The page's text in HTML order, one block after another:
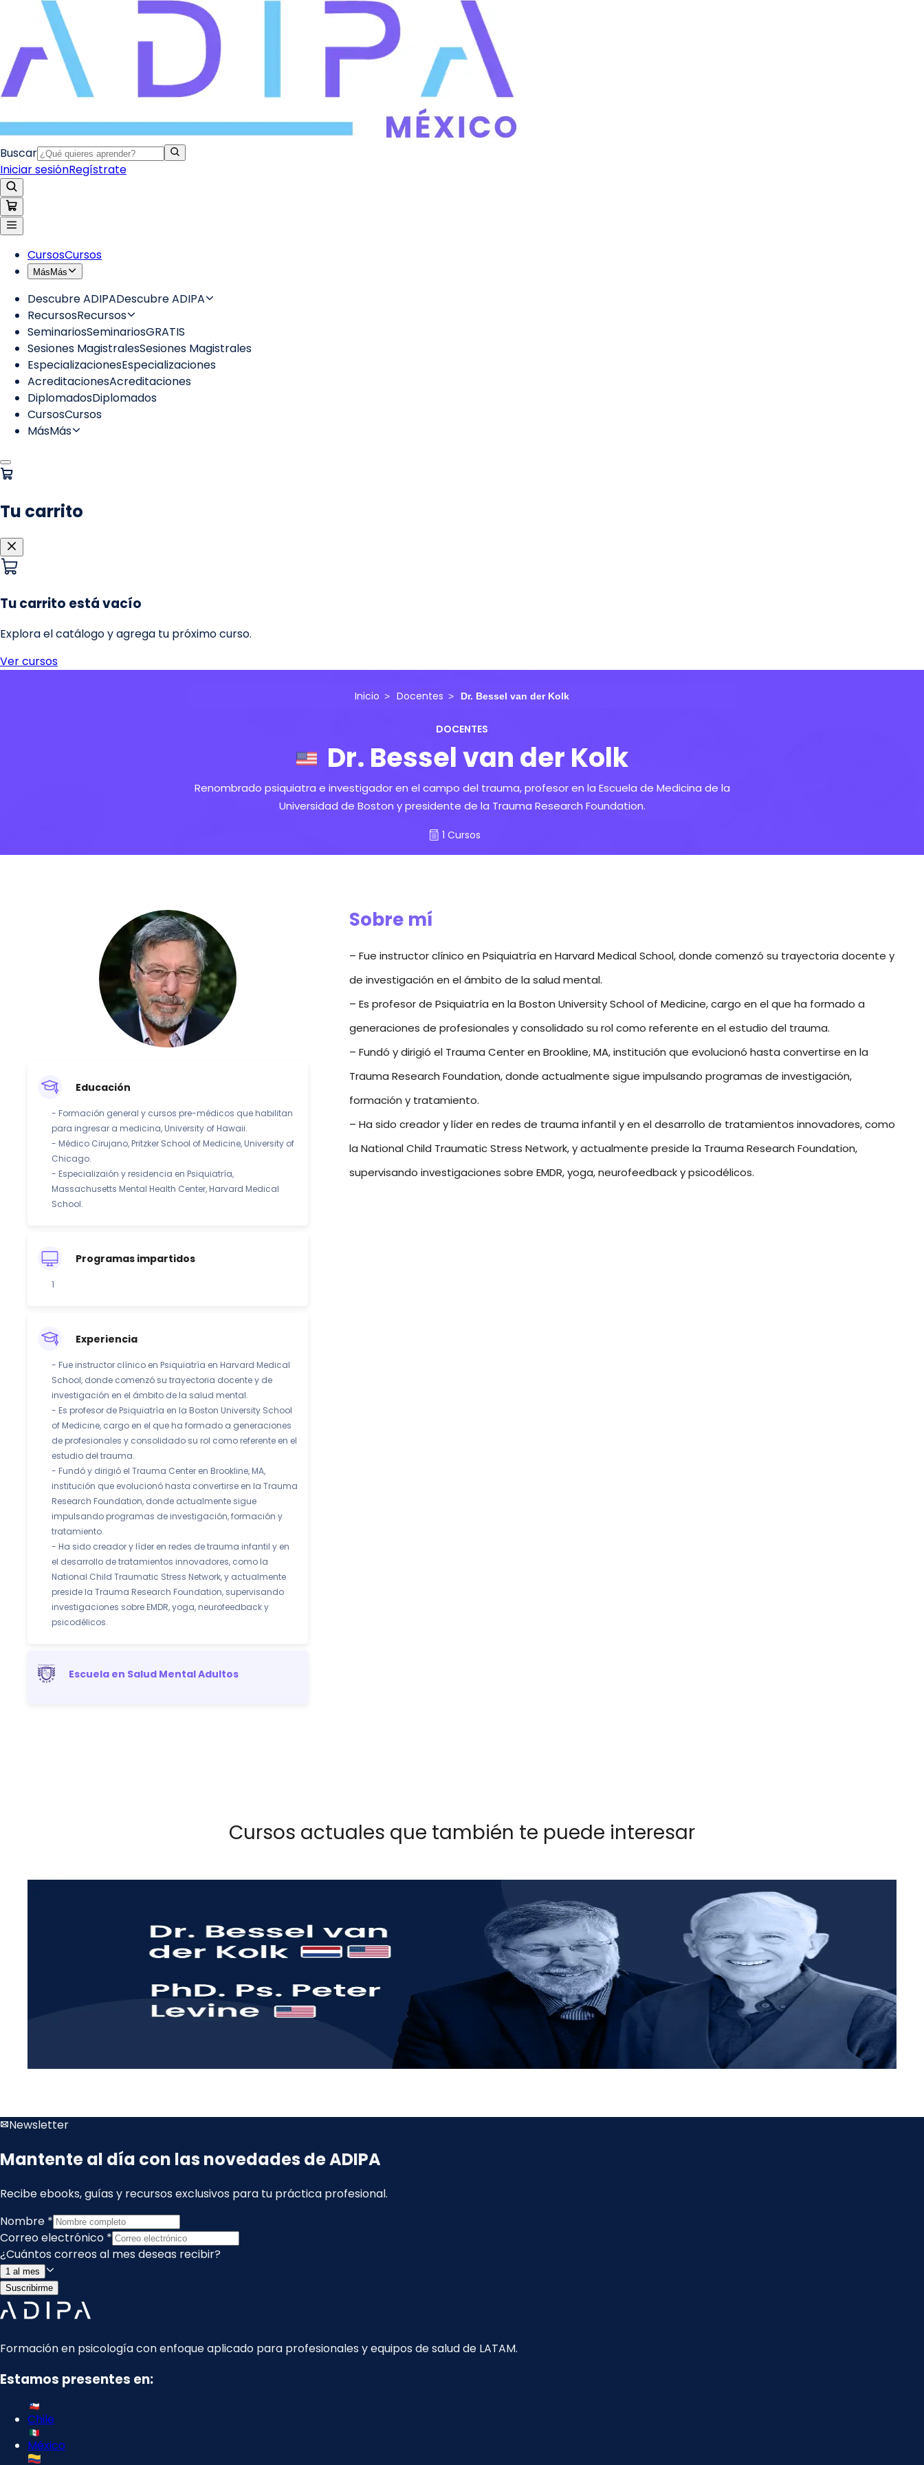
Inicio Docentes Dr. Bessel van der Kolk
DOCENTES
Dr. Bessel van der Kolk
Renombrado psiquiatra e investigador en el campo del trauma, profesor en la Escuela de Medicina de la
Universidad de Boston y presidente de la Trauma Research Foundation.
1 Cursos
Educación
- Formación general y cursos pre-médicos que habilitan
para ingresar a medicina, University of Hawaii.
- Médico Cirujano, Pritzker School of Medicine, University of
Chicago.
- Especializaión y residencia en Psiquiatría,
Massachusetts Mental Health Center, Harvard Medical
School.
Programas impartidos
1
Experiencia
- Fue instructor clínico en Psiquiatría en Harvard Medical
School, donde comenzó su trayectoria docente y de
investigación en el ámbito de la salud mental.
- Es profesor de Psiquiatría en la Boston University School
of Medicine, cargo en el que ha formado a generaciones
de profesionales y consolidado su rol como referente en el
estudio del trauma.
- Fundó y dirigió el Trauma Center en Brookline, MA,
institución que evolucionó hasta convertirse en la Trauma
Research Foundation, donde actualmente sigue
impulsando programas de investigación, formación y
tratamiento.
- Ha sido creador y líder en redes de trauma infantil y en
el desarrollo de tratamientos innovadores, como la
National Child Traumatic Stress Network, y actualmente
preside la Trauma Research Foundation, supervisando
investigaciones sobre EMDR, yoga, neurofeedback y
psicodélicos.
Escuela en Salud Mental Adultos
Sobre mí
– Fue instructor clínico en Psiquiatría en Harvard Medical School, donde comenzó su trayectoria docente y
de investigación en el ámbito de la salud mental.
– Es profesor de Psiquiatría en la Boston University School of Medicine, cargo en el que ha formado a
generaciones de profesionales y consolidado su rol como referente en el estudio del trauma.
– Fundó y dirigió el Trauma Center en Brookline, MA, institución que evolucionó hasta convertirse en la
Trauma Research Foundation, donde actualmente sigue impulsando programas de investigación,
formación y tratamiento.
– Ha sido creador y líder en redes de trauma infantil y en el desarrollo de tratamientos innovadores, como
la National Child Traumatic Stress Network, y actualmente preside la Trauma Research Foundation,
supervisando investigaciones sobre EMDR, yoga, neurofeedback y psicodélicos.
Cursos actuales que también te puede interesar